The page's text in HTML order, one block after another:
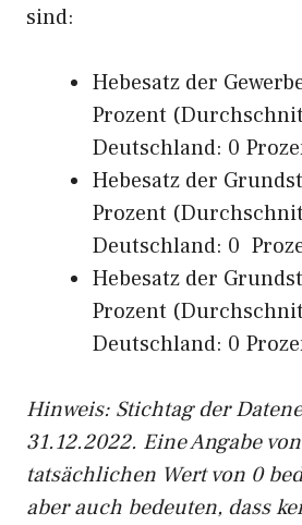
sind:
Hebesatz der
Prozent
Deutschland: 0
Hebesatz der
Prozent
Deutschland: 0
Hebesatz der
Prozent
Deutschland: 0
Hinweis: Stichtag der
31.12.2022. Eine Angabe
tatsächlichen Wert von 0
aber auch bedeuten, dass